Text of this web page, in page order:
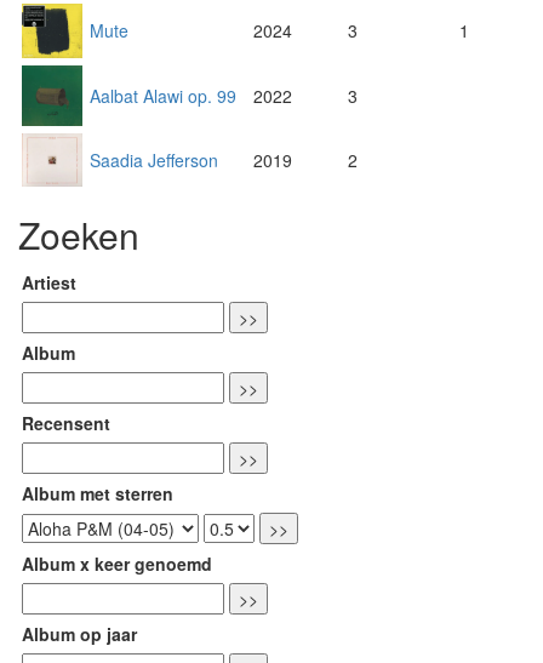
Mute 2024 3 1
Aalbat Alawi op. 99 2022 3
Saadia Jefferson 2019 2
Zoeken
Artiest
Album
Recensent
Album met sterren
Album x keer genoemd
Album op jaar